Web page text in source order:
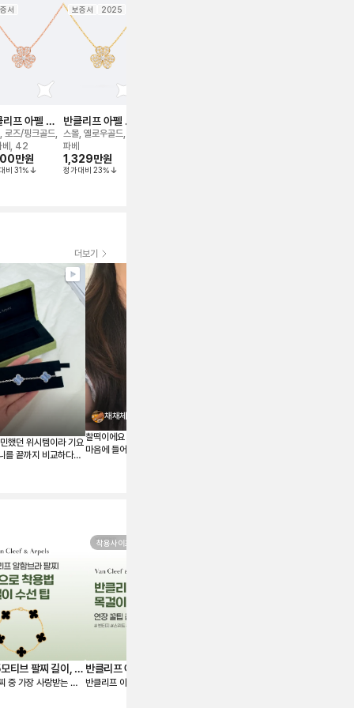
서
리프 아펠 프
네크리스
로즈/핑크골드,
베, 42
만원
비 31%
보증서 2025
반클리프 아펠 프
리볼 네크리스
스몰, 옐로우골드, 풀
파베
1,329만원
정가대비 23%
더보기
했던 위시템이라 기요
를 끝까지 비교하다가
지 알 것 같습니다 💎
수 있어서 연식, 컨디
격까지 꼼꼼하게 따져
에 드는 제품을 선택
이 좋았습니다. 좋은
나 상태도 기대 이상이
좋게 들이게 되
래 아껴 차겠습니다!
채채체
찰떡이에요 주얼리는 사랑입니다🫶
마음에 들어용 판매자님 감사해요!
티브 팔찌 길이, 착
착용 vs 길이 수선
중 가장 사랑받는 제
착용사이즈
반클리프 아펠 목걸이 연장 꿀팁
총정리
반클리프 아펠 목걸이 연장, 몇 cm